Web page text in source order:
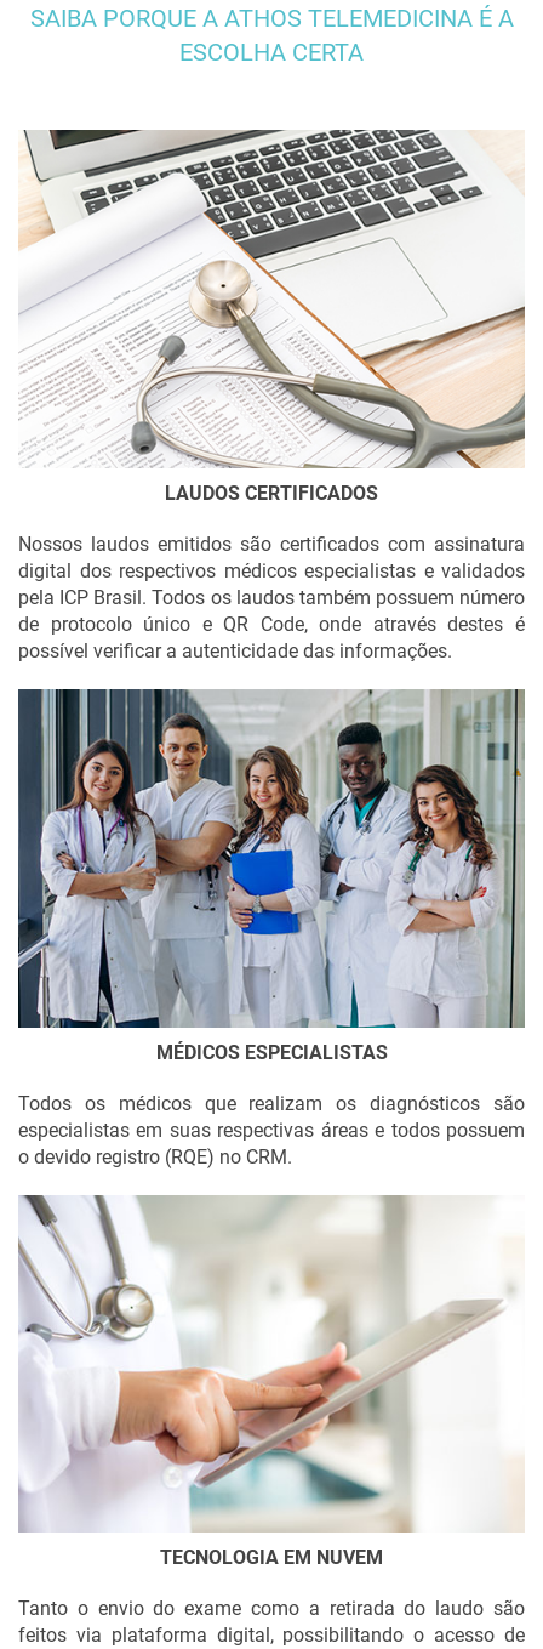
Laudo de Espirometria com Broncodilatador
Laudo de Eletroencefalograma Ocupacional
Laudo de Eletroencefalograma com Mapeamento Cerebral
Laudo de Eletroencefalograma Clínico
Laudo de Eletrocardiograma (ECG)
Laudo de Acuidade Visual
SAIBA PORQUE A ATHOS TELEMEDICINA É A
ESCOLHA CERTA
LAUDOS CERTIFICADOS
Nossos laudos emitidos são certificados com assinatura
digital dos respectivos médicos especialistas e validados
pela ICP Brasil. Todos os laudos também possuem número
de protocolo único e QR Code, onde através destes é
possível verificar a autenticidade das informações.
MÉDICOS ESPECIALISTAS
Todos os médicos que realizam os diagnósticos são
especialistas em suas respectivas áreas e todos possuem
o devido registro (RQE) no CRM.
TECNOLOGIA EM NUVEM
Tanto o envio do exame como a retirada do laudo são
feitos via plataforma digital, possibilitando o acesso de